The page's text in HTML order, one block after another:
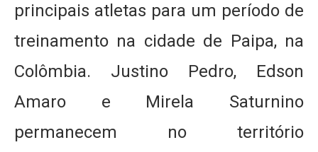
principais atletas para um período de
treinamento na cidade de Paipa, na
Colômbia. Justino Pedro, Edson
Amaro e Mirela Saturnino
permanecem no território